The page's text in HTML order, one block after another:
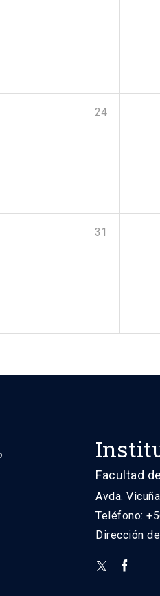
24
31
Facultad
Avda.
Teléfono:
Dirección